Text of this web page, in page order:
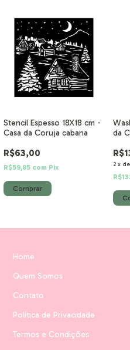
Stencil Espesso 18X18 cm -
Casa da Coruja cabana
R$63,00
R$59,85 com Pix
da
2 x de
Home
Quem Somos
Contato
Política de Privacidade
Termos e Condições